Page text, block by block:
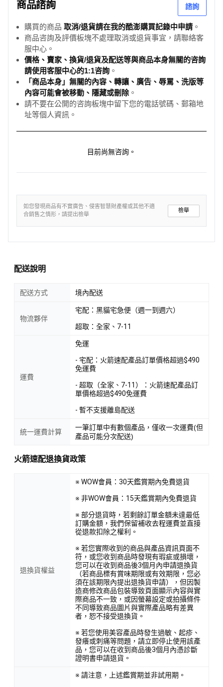
商品諮詢 諮詢
購買的商品 取消/退貨請在我的酷澎購買記錄中申請 。
商品咨詢及評價板塊不處理取消或退貨事宜，請聯絡客
服中心。
價格、賣家、換貨/退貨及配送等與商品本身無關的咨詢
請使用客服中心的1:1咨詢 。
「商品本身」無關的內容、轉讓、廣告、辱罵、洗版等
內容可能會被移動、隱藏或刪除。
請不要在公開的咨詢板塊中留下您的電話號碼、郵箱地
址等個人資訊。
目前尚無咨詢。
如您發現商品有不實廣告、侵害智慧財產權或其他不適
合銷售之情形，請提出檢舉
檢舉
配送說明
配送方式 境內配送
物流夥伴
宅配：黑貓宅急便（週一到週六）
超取：全家、7-11
運費
免運
- 宅配：火箭速配產品訂單價格超過$490
免運費
- 超取（全家、7-11）：火箭速配產品訂
單價格超過$490免運費
- 暫不支援離島配送
統一運費計算
一筆訂單中有數個產品，僅收一次運費(但
產品可能分次配送)
火箭速配退換貨政策
退換貨權益
※ WOW會員：30天鑑賞期內免費退貨
※ 非WOW會員：15天鑑賞期內免費退貨
※ 部分退貨時，若剩餘訂單金額未達最低
訂購金額，我們保留補收去程運費並直接
從退款扣除之權利。
※ 若您實際收到的商品與產品資訊頁面不
符，或您收到商品時發現有瑕疵或損壞，
您可以在收到商品後3個月內申請退換貨
（若商品標有賞味期限或有效期限，您必
須在該期限內提出退換貨申請），但因製
造商修改商品包裝導致頁面顯示內容與實
際商品不一致，或因螢幕設定或拍攝條件
不同導致商品圖片與實際產品略有差異
者，恕不接受退換貨。
※ 若您使用美容產品時發生過敏、起疹、
發癢或刺痛等問題，請立即停止使用該產
品，您可以在收到商品後3個月內憑診斷
證明書申請退貨。
※ 請注意，上述鑑賞期並非試用期。